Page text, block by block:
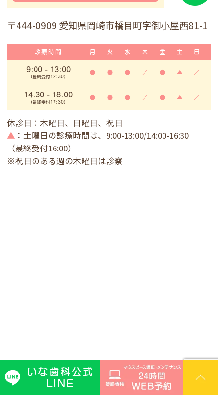
〒444-0909 愛知県岡崎市橋目町字御小屋西81-1
診療時間 月 火 水 木 金 土 日
9:00- 13:00
(最終受付12:30)
● ● ● ／ ● ▲ ／
14:30 - 18:00
(最終受付17:30)
● ● ● ／ ● ▲ ／
休診日：木曜日、日曜日、祝日
▲ ：土曜日の診療時間は、9:00-13:00/14:00-16:30
（最終受付16:00）
※祝日のある週の木曜日は診察
いな歯科公式
LINE